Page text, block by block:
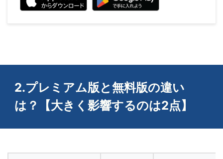
2.プレミアム版と無料版の違い
は？【大きく影響するのは2点】